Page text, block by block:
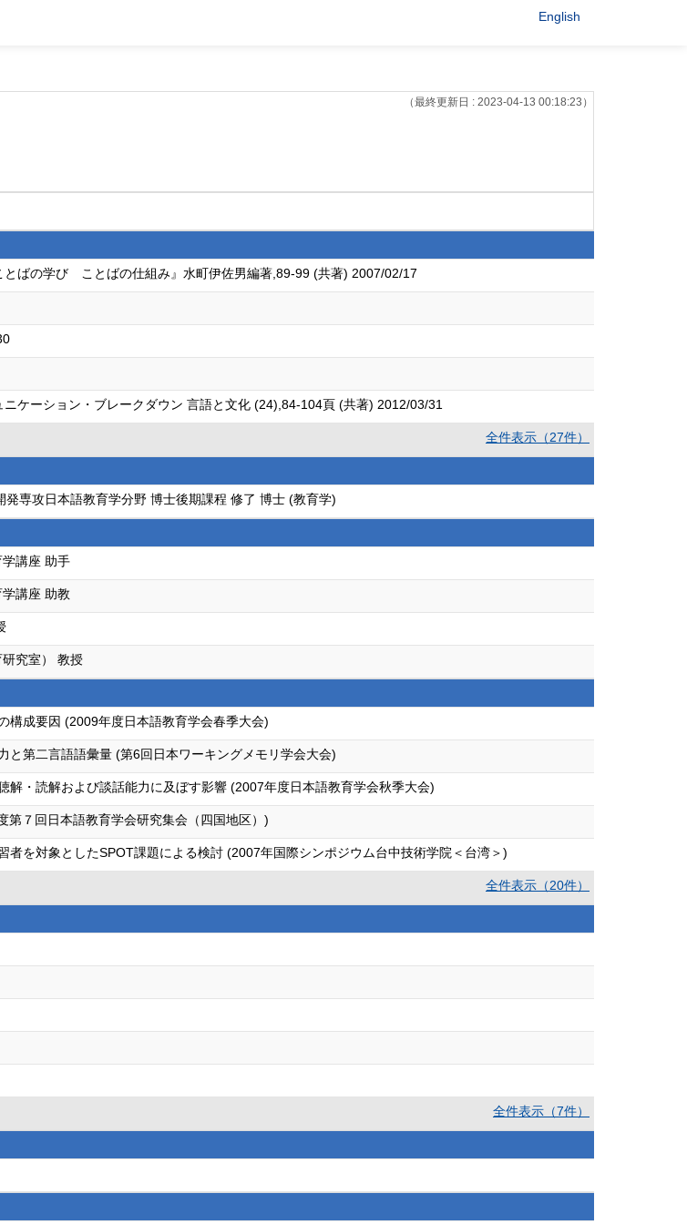
English
（最終更新日 : 2023-04-13 00:18:23）
とばの学び ことばの仕組み』水町伊佐男編著,89-99 (共著) 2007/02/17
ケーション・ブレークダウン 言語と文化 (24),84-104頁 (共著) 2012/03/31
全件表示（27件）
専攻日本語教育学分野 博士後期課程 修了 博士 (教育学)
講座 助手
講座 助教
究室） 教授
構成要因 (2009年度日本語教育学会春季大会)
と第二言語語彙量 (第6回日本ワーキングメモリ学会大会)
・読解および談話能力に及ぼす影響 (2007年度日本語教育学会秋季大会)
第７回日本語教育学会研究集会（四国地区）)
者を対象としたSPOT課題による検討 (2007年国際シンポジウム台中技術学院＜台湾＞)
全件表示（20件）
全件表示（7件）